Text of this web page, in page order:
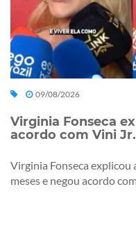
09/08/2026
Virginia Fonseca
acordo com Vini Jr.
Virginia Fonseca
meses e negou acordo